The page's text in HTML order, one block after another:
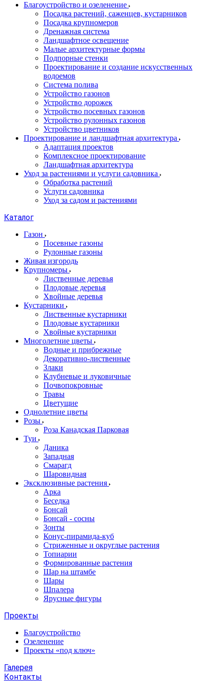
Благоустройство и озеленение
Посадка растений, саженцев, кустарников
Посадка крупномеров
Дренажная система
Ландшафтное освещение
Малые архитектурные формы
Подпорные стенки
Проектирование и создание искусственных
водоемов
Система полива
Устройство газонов
Устройство дорожек
Устройство посевных газонов
Устройство рулонных газонов
Устройство цветников
Проектирование и ландшафтная архитектура
Адаптация проектов
Комплексное проектирование
Ландшафтная архитектура
Уход за растениями и услуги садовника
Обработка растений
Услуги садовника
Уход за садом и растениями
Каталог
Газон
Посевные газоны
Рулонные газоны
Живая изгородь
Крупномеры
Лиственные деревья
Плодовые деревья
Хвойные деревья
Кустарники
Лиственные кустарники
Плодовые кустарники
Хвойные кустарники
Многолетние цветы
Водные и прибрежные
Декоративно-лиственные
Злаки
Клубневые и луковичные
Почвопокровные
Травы
Цветущие
Однолетние цветы
Розы
Роза Канадская Парковая
Туи
Даника
Западная
Смарагд
Шаровидная
Эксклюзивные растения
Арка
Беседка
Бонсай
Бонсай - сосны
Зонты
Конус-пирамида-куб
Стриженные и округлые растения
Топиарии
Формированные растения
Шар на штамбе
Шары
Шпалера
Ярусные фигуры
Проекты
Благоустройство
Озеленение
Проекты «под ключ»
Галерея
Контакты